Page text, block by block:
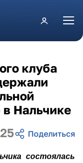
клуба
Нальчике
состоялась